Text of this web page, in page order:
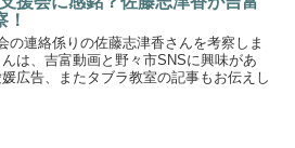
の連絡係りの佐藤志津香さんを考察しま
は、吉富動画と野々市SNSに興味があ
広告、またタブラ教室の記事もお伝えし